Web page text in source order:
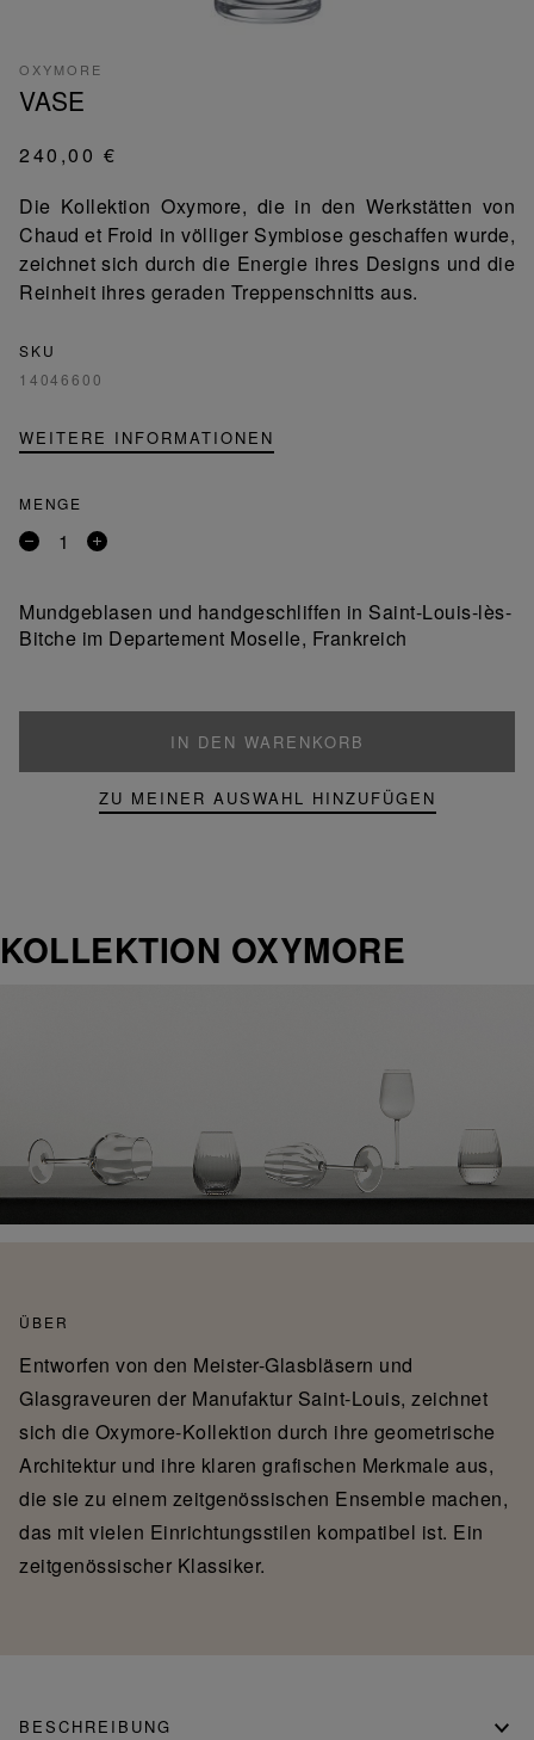
OXYMORE
VASE
240,00 €
Die Kollektion Oxymore, die in den Werkstätten von
Chaud et Froid in völliger Symbiose geschaffen wurde,
zeichnet sich durch die Energie ihres Designs und die
Reinheit ihres geraden Treppenschnitts aus.
SKU
14046600
WEITERE INFORMATIONEN
MENGE
Entfernen
Produkt
Ein
Mundgeblasen und handgeschliffen in Saint-Louis-lès-
Bitche im Departement Moselle, Frankreich
IN DEN WARENKORB
ZU MEINER AUSWAHL HINZUFÜGEN
KOLLEKTION OXYMORE
ÜBER
Entworfen von den Meister-Glasbläsern und
Glasgraveuren der Manufaktur Saint-Louis, zeichnet
sich die Oxymore-Kollektion durch ihre geometrische
Architektur und ihre klaren grafischen Merkmale aus,
die sie zu einem zeitgenössischen Ensemble machen,
das mit vielen Einrichtungsstilen kompatibel ist. Ein
zeitgenössischer Klassiker.
BESCHREIBUNG